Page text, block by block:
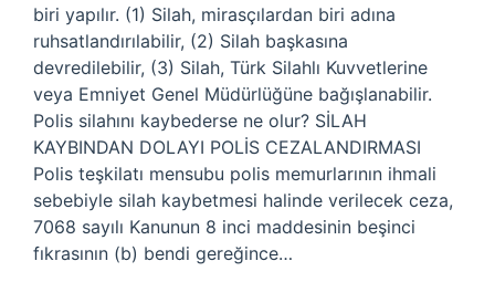
biri yapılır. (1) Silah, mirasçılardan biri adına
ruhsatlandırılabilir, (2) Silah başkasına
devredilebilir, (3) Silah, Türk Silahlı Kuvvetlerine
veya Emniyet Genel Müdürlüğüne bağışlanabilir.
Polis silahını kaybederse ne olur? SİLAH
KAYBINDAN DOLAYI POLİS CEZALANDIRMASI
Polis teşkilatı mensubu polis memurlarının ihmali
sebebiyle silah kaybetmesi halinde verilecek ceza,
7068 sayılı Kanunun 8 inci maddesinin beşinci
fıkrasının (b) bendi gereğince…